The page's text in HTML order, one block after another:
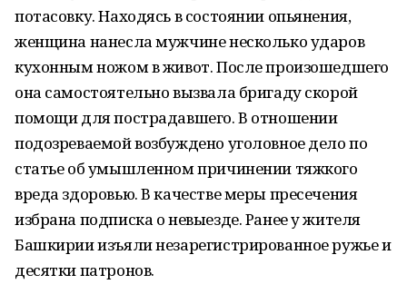
потасовку. Находясь в состоянии опьянения,
женщина нанесла мужчине несколько ударов
кухонным ножом в живот. После произошедшего
она самостоятельно вызвала бригаду скорой
помощи для пострадавшего. В отношении
подозреваемой возбуждено уголовное дело по
статье об умышленном причинении тяжкого
вреда здоровью. В качестве меры пресечения
избрана подписка о невыезде. Ранее у жителя
Башкирии изъяли незарегистрированное ружье и
десятки патронов.